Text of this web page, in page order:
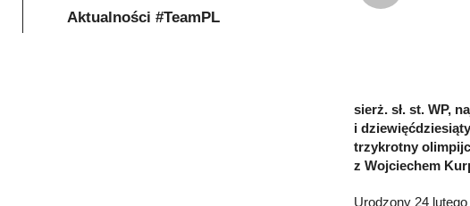
sierż. sł. st. WP,
i
trzykrotny
z Wojciechem
Urodzony 24
Aktualności #TeamPL